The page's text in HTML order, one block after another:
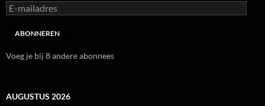
E-
mailadres
ABONNEREN
Voeg je bij 8 andere abonnees
AUGUSTUS 2026